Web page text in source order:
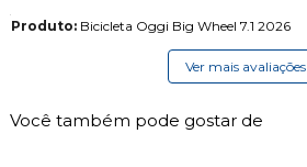
Produto:Bicicleta Oggi Big Wheel 7.1 2026
Ver mais avaliações
Você também pode gostar de